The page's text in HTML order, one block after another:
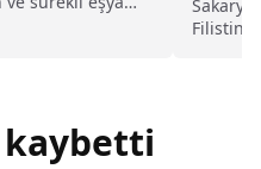
Filistin'e
kaybetti